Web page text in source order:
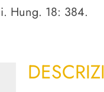
Hung. 18: 384.